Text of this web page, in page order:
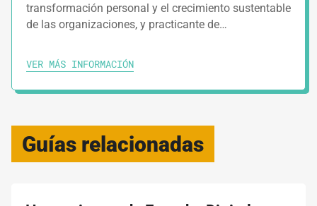
transformación personal y el crecimiento sustentable
de las organizaciones, y practicante de…
VER MÁS INFORMACIÓN
Guías relacionadas